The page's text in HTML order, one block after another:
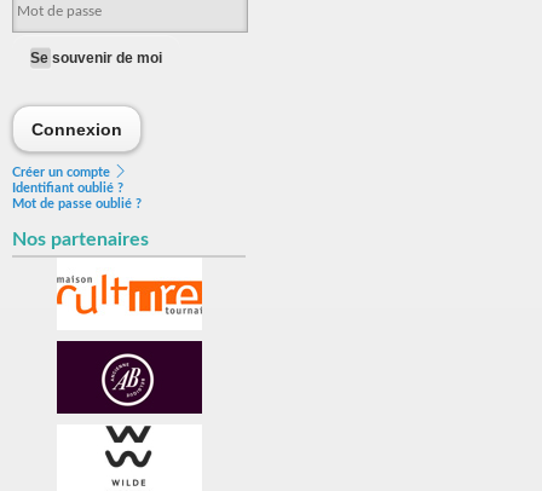
Se souvenir de moi
Connexion
Créer un compte
Identifiant oublié ?
Mot de passe oublié ?
Nos partenaires